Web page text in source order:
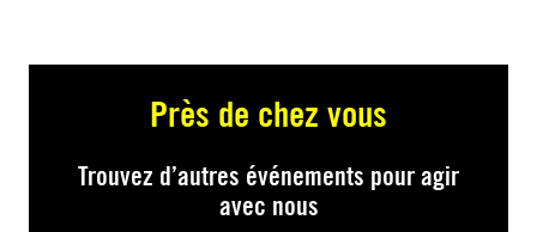
Près de chez vous
Trouvez d’autres événements pour agir
avec nous